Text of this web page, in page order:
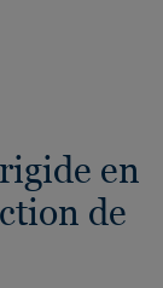
en
de